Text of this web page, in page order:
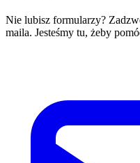
Nie lubisz formularzy?
maila. Jesteśmy tu, żeby